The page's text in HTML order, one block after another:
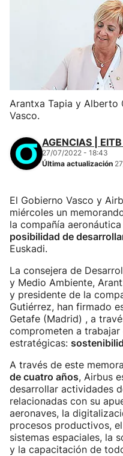
Arantxa Tapia y Alberto
Vasco.
AGENCIAS |
27/07/2022 - 18:43
Última actualización
El Gobierno Vasco y
miércoles un
la compañía
posibilidad de
Euskadi.
La consejera de
y Medio Ambiente,
y presidente de la
Gutiérrez, han firmado
Getafe (Madrid) , a
comprometen a
estratégicas:
A través de este
de cuatro años, Airbus
desarrollar actividades
relacionadas con su
aeronaves, la
procesos productivos,
sistemas espaciales, la
y la capacitación de